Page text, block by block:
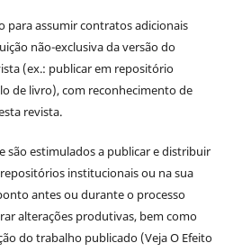
assumir contratos adicionais
não-exclusiva da versão do
(ex.: publicar em repositório
de livro), com reconhecimento de
revista.
estimulados a publicar e distribuir
institucionais ou na sua
antes ou durante o processo
alterações produtivas, bem como
do trabalho publicado (Veja O Efeito